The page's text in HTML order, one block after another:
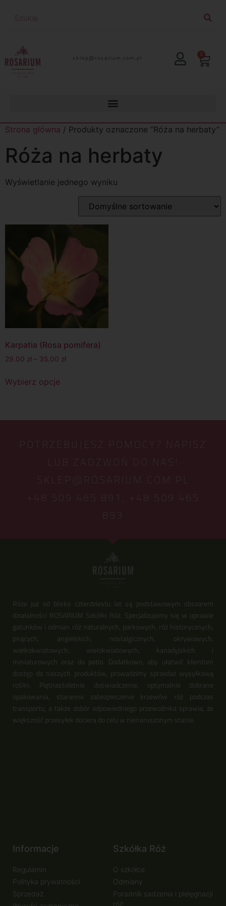
lp.moc.muirasor@pelks 0
Strona główna / Produkty oznaczone “Róża na herbaty”
Róża na herbaty
Wyświetlanie jednego wyniku
Karpatia (Rosa pomifera)
29.00 zł – 35.00 zł
Wybierz opcje
POTRZEBUJESZ POMOCY? NAPISZ
LUB ZADZWOŃ DO NAS!
SKLEP@ROSARIUM.COM.PL
+48 509 465 891,
+48 509 465
893
Róże już od blisko czterdziestu lat są podstawowym obszarem
działalności ROSARIUM Szkółki Róż. Specjalizujemy się w uprawie
gatunków i odmian róż naturalnych, parkowych, róż historycznych,
pnących, angielskich, nostalgicznych, okrywowych,
wielkokwiatowych, wielokwiatowych, kanadyjskich i
miniaturowych oraz do patio. Dodatkowo, aby ułatwić klientom
dostęp do naszych produktów, prowadzimy sprzedaż wysyłkową
roślin. Piętnastoletnie doświadczenie, optymalnie dobrane
opakowania, staranne zabezpieczenie krzewów róż podczas
transportu, a także dobór odpowiedniego przewoźnika sprawia, że
większość przesyłek dociera do celu w nienaruszonym stanie.
Informacje
Regulamin
Polityka prywatności
Sprzedaż
Szkółka Róż
O szkółce
Odmiany
Poradnik sadzenia i pielęgnacji
róż